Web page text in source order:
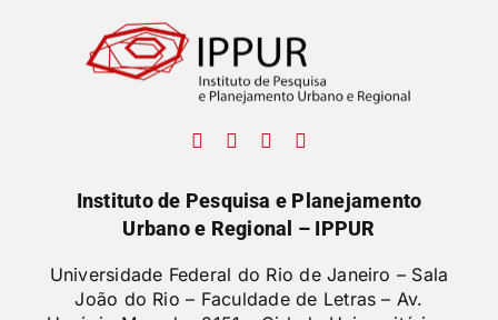
Instituto de Pesquisa e Planejamento
Urbano e Regional – IPPUR
Universidade Federal do Rio de Janeiro – Sala
João do Rio – Faculdade de Letras – Av.